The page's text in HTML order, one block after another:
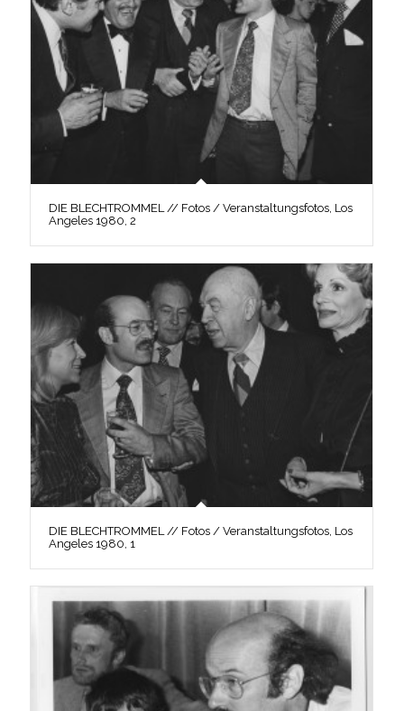
DIE BLECHTROMMEL // Fotos / Veranstaltungsfotos, Los
Angeles 1980, 2
DIE BLECHTROMMEL // Fotos / Veranstaltungsfotos, Los
Angeles 1980, 1